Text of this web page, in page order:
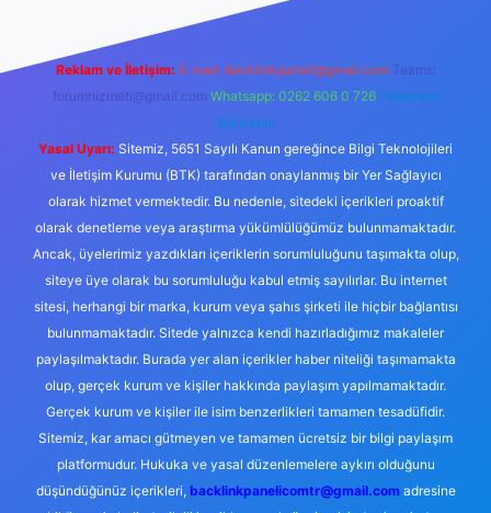
Reklam ve İletişim: E-mail: backlinkpaneli@gmail.com Teams:
forumhizmeti@gmail.com Whatsapp: 0262 606 0 726 Telegram:
@karabul
Yasal Uyarı: Sitemiz, 5651 Sayılı Kanun gereğince Bilgi Teknolojileri
ve İletişim Kurumu (BTK) tarafından onaylanmış bir Yer Sağlayıcı
olarak hizmet vermektedir. Bu nedenle, sitedeki içerikleri proaktif
olarak denetleme veya araştırma yükümlülüğümüz bulunmamaktadır.
Ancak, üyelerimiz yazdıkları içeriklerin sorumluluğunu taşımakta olup,
siteye üye olarak bu sorumluluğu kabul etmiş sayılırlar. Bu internet
sitesi, herhangi bir marka, kurum veya şahıs şirketi ile hiçbir bağlantısı
bulunmamaktadır. Sitede yalnızca kendi hazırladığımız makaleler
paylaşılmaktadır. Burada yer alan içerikler haber niteliği taşımamakta
olup, gerçek kurum ve kişiler hakkında paylaşım yapılmamaktadır.
Gerçek kurum ve kişiler ile isim benzerlikleri tamamen tesadüfidir.
Sitemiz, kar amacı gütmeyen ve tamamen ücretsiz bir bilgi paylaşım
platformudur. Hukuka ve yasal düzenlemelere aykırı olduğunu
düşündüğünüz içerikleri, backlinkpanelicomtr@gmail.comadresine